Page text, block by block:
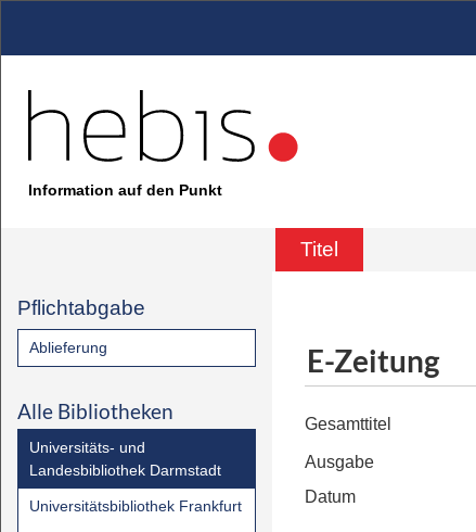
Information auf den Punkt
Titel
Pflichtabgabe
Ablieferung
Alle Bibliotheken
Universitäts- und
Landesbibliothek Darmstadt
Universitätsbibliothek Frankfurt
E-Zeitung
Gesamttitel
Ausgabe
Datum